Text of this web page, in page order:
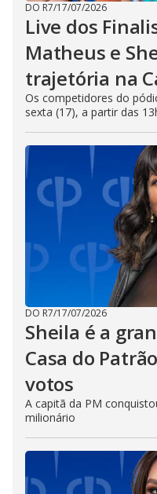
DO R7/17/07/2026
Live dos
Matheus e
trajetória na
Os competidores do
sexta (17), a partir das
DO R7/17/07/2026
Sheila é a
Casa do
votos
A capitã da PM
milionário